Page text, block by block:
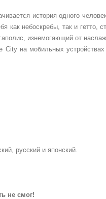
история одного
как небоскребы, так и
изнемогающий от
на мобильных
русский и японский.
не смог!